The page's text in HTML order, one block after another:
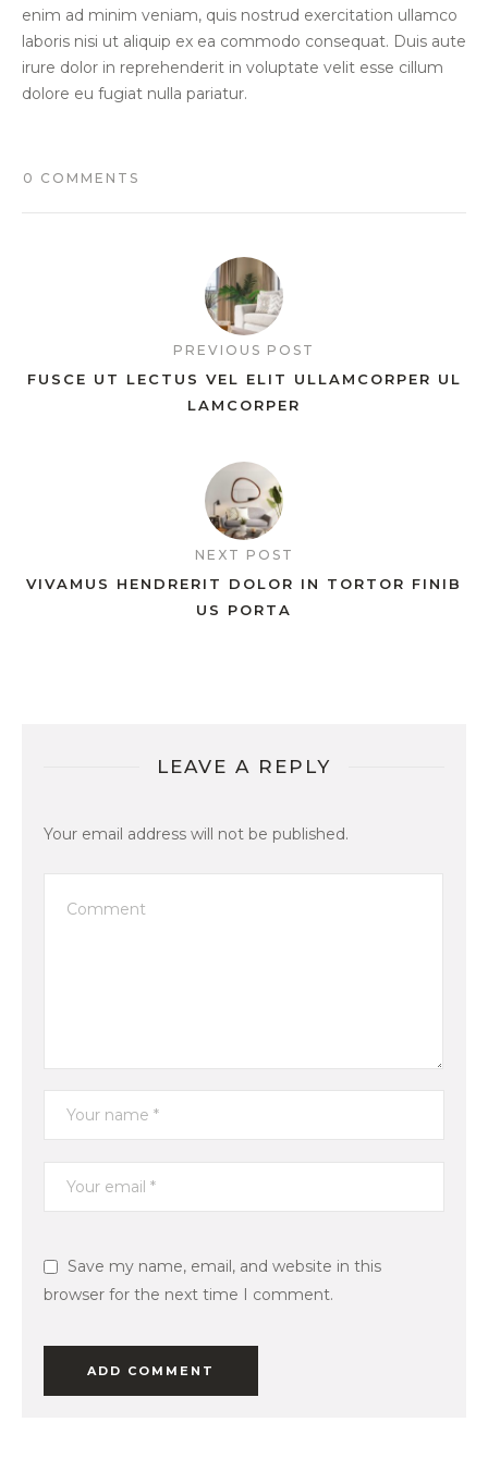
enim ad minim veniam, quis nostrud exercitation ullamco
laboris nisi ut aliquip ex ea commodo consequat. Duis aute
irure dolor in reprehenderit in voluptate velit esse cillum
dolore eu fugiat nulla pariatur.
0 COMMENTS
PREVIOUS POST
FUSCE UT LECTUS VEL ELIT ULLAMCORPER UL
LAMCORPER
NEXT POST
VIVAMUS HENDRERIT DOLOR IN TORTOR FINIB
US PORTA
LEAVE A REPLY
Your email address will not be published.
Save my name, email, and website in this
browser for the next time I comment.